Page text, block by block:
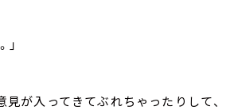
」
見が入ってきてぶれちゃったりして、